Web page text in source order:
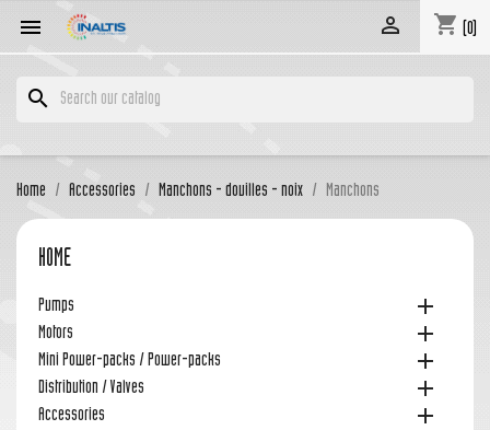
 shopping_cart (0)

search
Home Accessories Manchons - douilles - noix Manchons
HOME
Pumps 
Motors 
Mini Power-packs / Power-packs 
Distribution / Valves 
Accessories 